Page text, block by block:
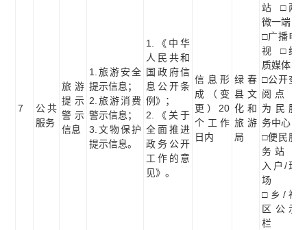
公共
服务
7
旅游
提示
警示
信息
1.旅游安全
提示信息；
2.旅游消费
警示信息；
3.文物保护
提示信息。
1.《中华
人民共和
国政府信
息公开条
例》；
2.《关于
全面推进
政务公开
工作的意
见》。
信息形
成（变
更）20
个工作
日内
绿春
县文
化和
旅游
局
站 □两
微一端
□广播电
视 □纸
质媒体
□公开查
阅点 □
为民服
务中心
□便民服
务站 □
入户/现
场
□乡/社
区公示
栏